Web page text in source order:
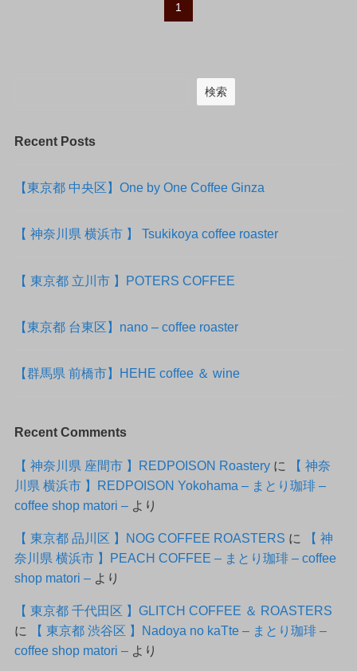
1
検索
Recent Posts
【東京都 中央区】One by One Coffee Ginza
【 神奈川県 横浜市 】 Tsukikoya coffee roaster
【 東京都 立川市 】POTERS COFFEE
【東京都 台東区】nano – coffee roaster
【群馬県 前橋市】HEHE coffee ＆ wine
Recent Comments
【 神奈川県 座間市 】REDPOISON Roasteryに
【 神奈
川県 横浜市 】REDPOISON Yokohama – まとり珈琲 –
coffee shop matori –より
【 東京都 品川区 】NOG COFFEE ROASTERS に
【 神
奈川県 横浜市 】PEACH COFFEE – まとり珈琲 – coffee
shop matori –より
【 東京都 千代田区 】GLITCH COFFEE ＆ ROASTERS
に
【 東京都 渋谷区 】Nadoya no kaTte – まとり珈琲 –
coffee shop matori –より